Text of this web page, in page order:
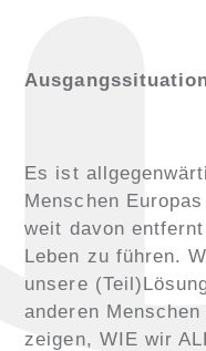
Es ist
Menschen
weit davon
Leben zu führen.
unsere
anderen
zeigen, WIE wir